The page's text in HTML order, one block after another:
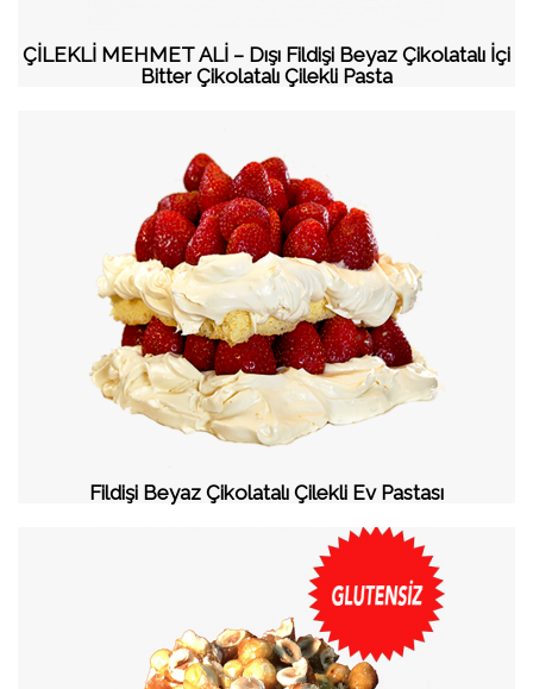
ÇİLEKLİ MEHMET ALİ – Dışı Fildişi Beyaz Çikolatalı İçi
Bitter Çikolatalı Çilekli Pasta
Fildişi Beyaz Çikolatalı Çilekli Ev Pastası